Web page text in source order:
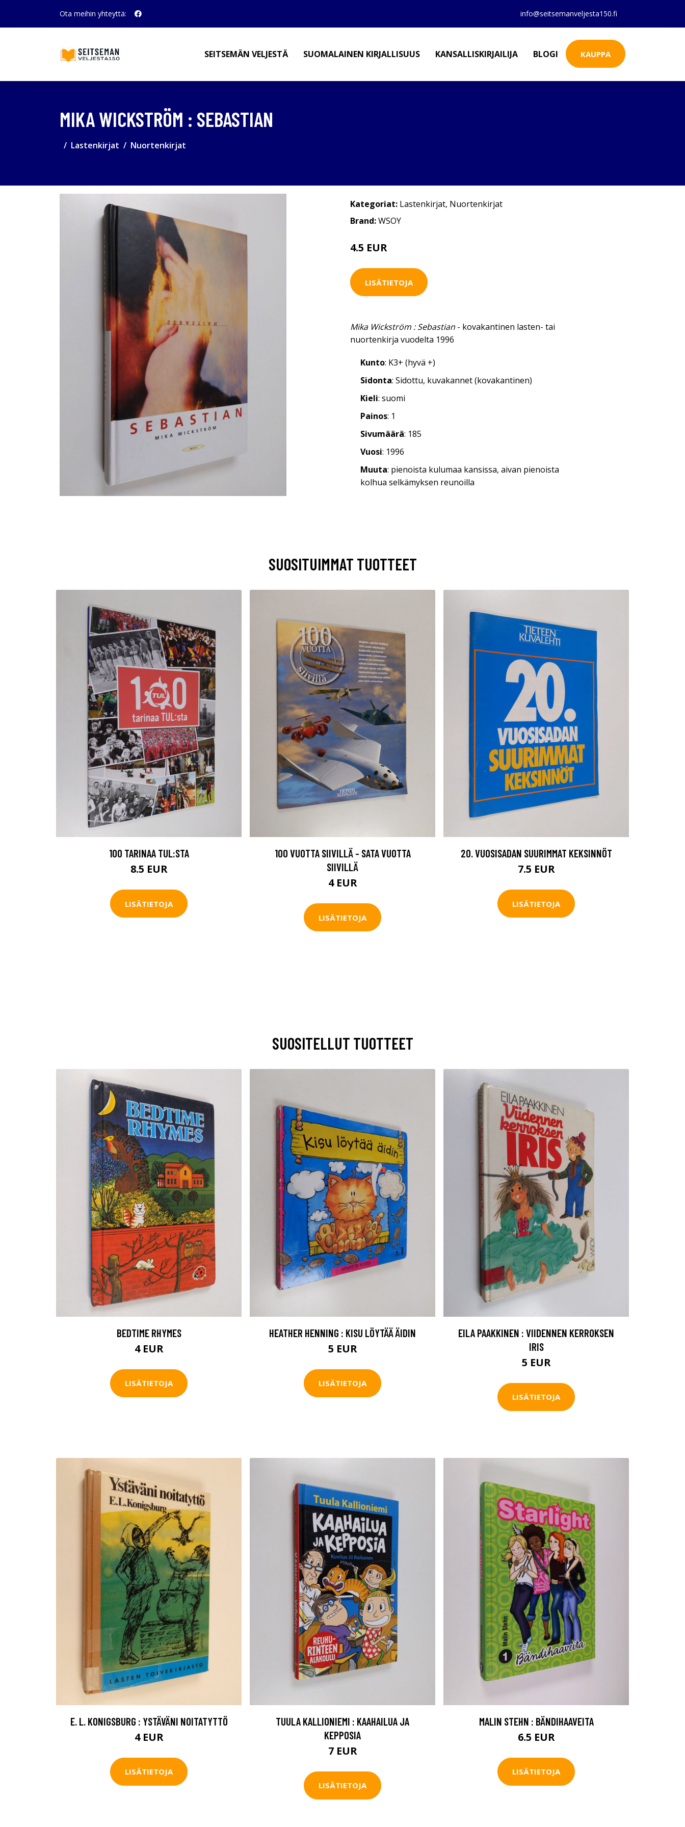
Ota meihin yhteyttä: info@seitsemanveljesta150.fi
SEITSEMÄN VELJESTÄ SUOMALAINEN KIRJALLISUUS KANSALLISKIRJAILIJA BLOGI KAUPPA
MIKA WICKSTRÖM : SEBASTIAN
Lastenkirjat Nuortenkirjat
Kategoriat: Lastenkirjat, Nuortenkirjat
Brand:WSOY
4.5 EUR
LISÄTIETOJA
Mika Wickström : Sebastian - kovakantinen lasten- tai
nuortenkirja vuodelta 1996
Kunto: K3+ (hyvä +)
Sidonta: Sidottu, kuvakannet (kovakantinen)
Kieli: suomi
Painos: 1
Sivumäärä: 185
Vuosi: 1996
Muuta: pienoista kulumaa kansissa, aivan pienoista
kolhua selkämyksen reunoilla
SUOSITUIMMAT TUOTTEET
100 TARINAA TUL:STA
8.5 EUR
LISÄTIETOJA
100 VUOTTA SIIVILLÄ - SATA VUOTTA
SIIVILLÄ
4 EUR
LISÄTIETOJA
20. VUOSISADAN SUURIMMAT KEKSINNÖT
7.5 EUR
LISÄTIETOJA
SUOSITELLUT TUOTTEET
BEDTIME RHYMES
4 EUR
LISÄTIETOJA
HEATHER HENNING : KISU LÖYTÄÄ ÄIDIN
5 EUR
LISÄTIETOJA
EILA PAAKKINEN : VIIDENNEN KERROKSEN
IRIS
5 EUR
LISÄTIETOJA
E. L. KONIGSBURG : YSTÄVÄNI NOITATYTTÖ
4 EUR
LISÄTIETOJA
TUULA KALLIONIEMI : KAAHAILUA JA
KEPPOSIA
7 EUR
LISÄTIETOJA
MALIN STEHN : BÄNDIHAAVEITA
6.5 EUR
LISÄTIETOJA